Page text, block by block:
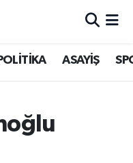
POLİTİKA ASAYİŞ